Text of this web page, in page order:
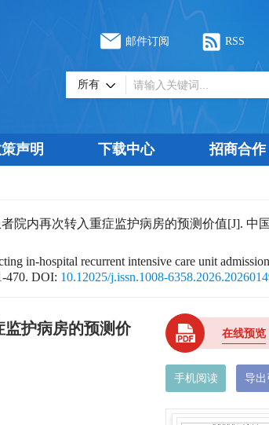
邮件订阅 RSS
声明 下载中心 招商合作
内再次转入重症监护病房的预测价值[J]. 中国
in-hospital recurrent intensive care unit
470. DOI: 10.12025/j.issn.1008-
护病房的预测价
在线预览
手机阅读 导出